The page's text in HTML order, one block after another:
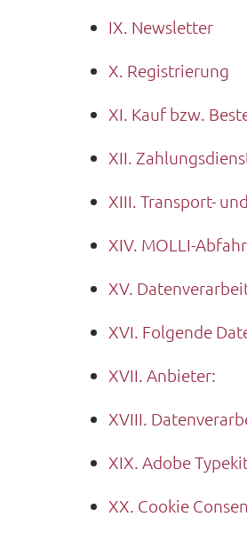
IX. Newsletter
X. Registrierung
XI. Kauf bzw.
XII.
XIII. Transport-
XIV. MOLLI-
XV.
XVI. Folgende
XVII. Anbieter:
XVIII.
XIX. Adobe
XX. Cookie